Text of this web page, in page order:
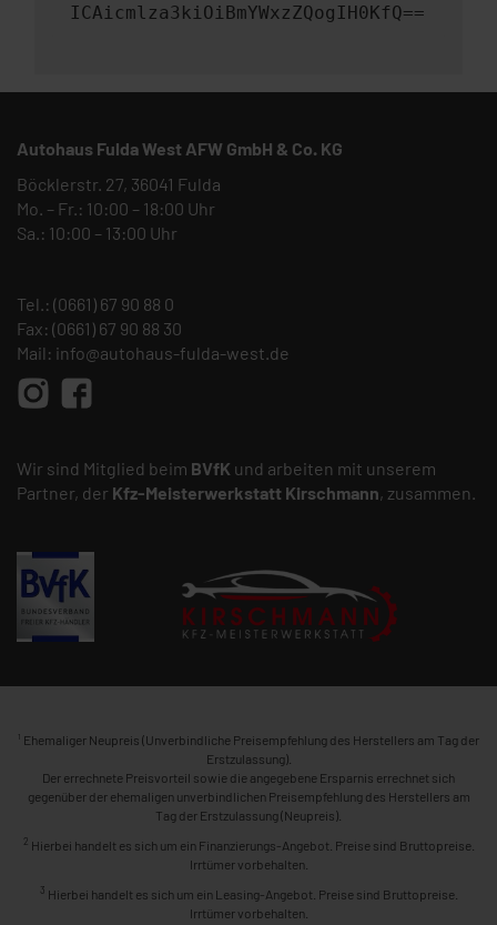
ICAicmlza3kiOiBmYWxzZQogIH0KfQ==
Autohaus Fulda West AFW GmbH & Co. KG
Böcklerstr. 27, 36041 Fulda
Mo. – Fr.: 10:00 – 18:00 Uhr
Sa.: 10:00 – 13:00 Uhr
Tel.: (0661) 67 90 88 0
Fax: (0661) 67 90 88 30
Mail: info@autohaus-fulda-west.de
Wir sind Mitglied beim BVfK und arbeiten mit unserem
Partner, der Kfz-Meisterwerkstatt Kirschmann, zusammen.
1 Ehemaliger Neupreis (Unverbindliche Preisempfehlung des Herstellers am Tag der
Erstzulassung).
Der errechnete Preisvorteil sowie die angegebene Ersparnis errechnet sich
gegenüber der ehemaligen unverbindlichen Preisempfehlung des Herstellers am
Tag der Erstzulassung (Neupreis).
2 Hierbei handelt es sich um ein Finanzierungs-Angebot. Preise sind Bruttopreise.
Irrtümer vorbehalten.
3 Hierbei handelt es sich um ein Leasing-Angebot. Preise sind Bruttopreise.
Irrtümer vorbehalten.